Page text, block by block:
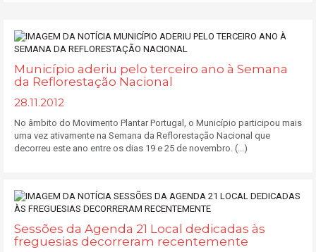
Município aderiu pelo terceiro ano à Semana
da Reflorestação Nacional
28.11.2012
No âmbito do Movimento Plantar Portugal, o Município participou mais
uma vez ativamente na Semana da Reflorestação Nacional que
decorreu este ano entre os dias 19 e 25 de novembro. (...)
Sessões da Agenda 21 Local dedicadas às
freguesias decorreram recentemente